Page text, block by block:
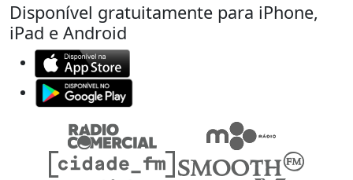
Disponível gratuitamente para iPhone,
iPad e Android